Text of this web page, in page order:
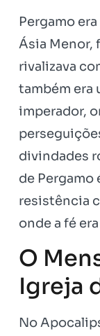
Pergamo
Ásia Menor,
rivalizava
também era
imperador,
divindades
de Pergamo
resistência
onde a fé
O
Igreja
No